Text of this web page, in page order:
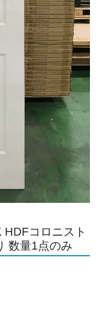
コロニスト
数量1点のみ